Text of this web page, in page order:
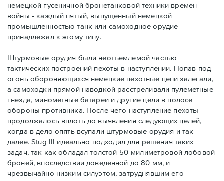
немецкой гусеничной бронетанковой техники времен
войны - каждый пятый, выпущенный немецкой
промышленностью танк или самоходное орудие
принадлежал к этому типу.
Штурмовые орудия были неотъемлемой частью
тактических построений пехоты в наступлении. Попав под
огонь обороняющихся немецкие пехотные цепи залегали,
а самоходки прямой наводкой расстреливали пулеметные
гнезда, минометные батареи и другие цели в полосе
обороны противника. После чего наступление пехоты
продолжалось вплоть до выявления следующих целей,
когда в дело опять всупали штурмовые орудия и так
далее. Stug III идеально подходил для решения таких
задач, так как обладал толстой 50-милиметровой лобовой
броней, впоследствии доведенной до 80 мм, и
чрезвычайно низким силуэтом, затруднявшим его